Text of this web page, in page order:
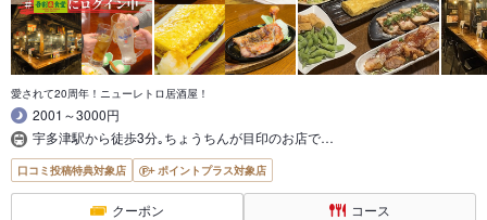
愛されて20周年！ニューレトロ居酒屋！
2001～3000円
宇多津駅から徒歩3分｡ちょうちんが目印のお店で…
口コミ投稿特典対象店 ポイントプラス対象店
クーポン コース